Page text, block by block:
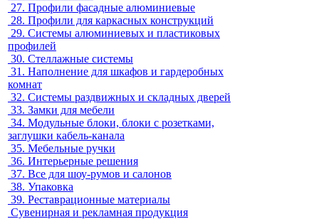
27. Профили фасадные алюминиевые
28. Профили для каркасных конструкций
29. Системы алюминиевых и пластиковых
профилей
30. Стеллажные системы
31. Наполнение для шкафов и гардеробных
комнат
32. Системы раздвижных и складных дверей
33. Замки для мебели
34. Модульные блоки, блоки с розетками,
заглушки кабель-канала
35. Мебельные ручки
36. Интерьерные решения
37. Все для шоу-румов и салонов
38. Упаковка
39. Реставрационные материалы
Сувенирная и рекламная продукция